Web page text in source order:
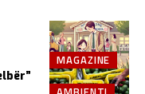
MAGAZINE